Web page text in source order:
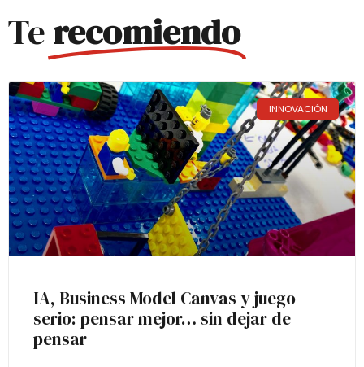
Terecomiendo
INNOVACIÓN
IA, Business Model Canvas y juego
serio: pensar mejor… sin dejar de
pensar